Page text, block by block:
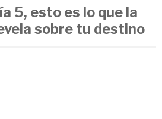
5, esto es lo que la
sobre tu destino